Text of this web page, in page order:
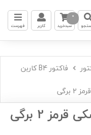
سبدخرید
0
کاربر
فهرست
فاکتور B4 کاربن